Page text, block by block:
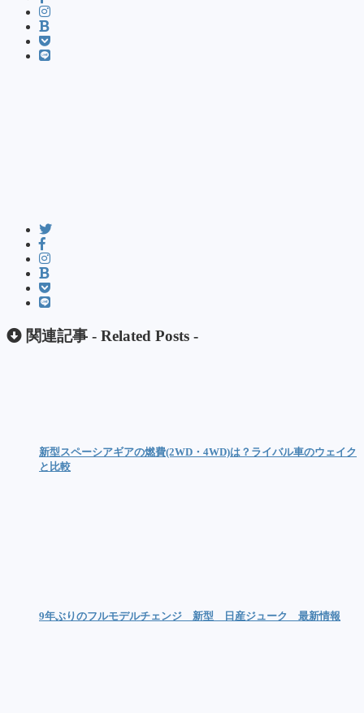
関連記事 - Related Posts -
新型スペーシアギアの燃費(2WD・4WD)は？ライバル車のウェイク
と比較
9年ぶりのフルモデルチェンジ 新型 日産ジューク 最新情報